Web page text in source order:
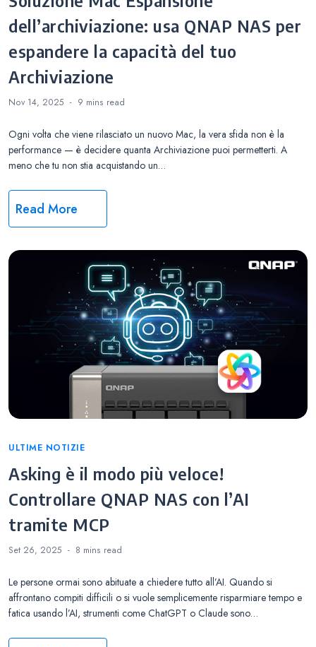
dell’archiviazione: usa QNAP NAS per
espandere la capacità del tuo
Archiviazione
Nov 14, 2025 9 mins read
Ogni volta che viene rilasciato un nuovo Mac, la vera sfida non è la
performance — è decidere quanta Archiviazione puoi permetterti. A
meno che tu non stia acquistando un…
Read More
Categories
ULTIME NOTIZIE
Asking è il modo più veloce!
Controllare QNAP NAS con l’AI
tramite MCP
Set 26, 2025 8 mins read
Le persone ormai sono abituate a chiedere tutto all’AI. Quando si
affrontano compiti difficili o si vuole semplicemente risparmiare tempo e
fatica usando l’AI, strumenti come ChatGPT o Claude sono…